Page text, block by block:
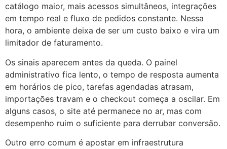
catálogo maior, mais acessos simultâneos, integrações
em tempo real e fluxo de pedidos constante. Nessa
hora, o ambiente deixa de ser um custo baixo e vira um
limitador de faturamento.
Os sinais aparecem antes da queda. O painel
administrativo fica lento, o tempo de resposta aumenta
em horários de pico, tarefas agendadas atrasam,
importações travam e o checkout começa a oscilar. Em
alguns casos, o site até permanece no ar, mas com
desempenho ruim o suficiente para derrubar conversão.
Outro erro comum é apostar em infraestrutura